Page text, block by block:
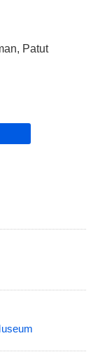
Patut